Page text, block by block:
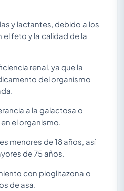
y lactantes, debido a los
feto y la calidad de la
renal, ya que la
del organismo
a la galactosa o
el organismo.
menores de 18 años, así
de 75 años.
con pioglitazona o
de asa.